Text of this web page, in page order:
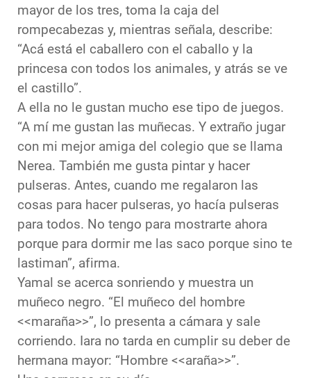
mayor de los tres, toma la caja del
rompecabezas y, mientras señala, describe:
“Acá está el caballero con el caballo y la
princesa con todos los animales, y atrás se ve
el castillo”.
A ella no le gustan mucho ese tipo de juegos.
“A mí me gustan las muñecas. Y extraño jugar
con mi mejor amiga del colegio que se llama
Nerea. También me gusta pintar y hacer
pulseras. Antes, cuando me regalaron las
cosas para hacer pulseras, yo hacía pulseras
para todos. No tengo para mostrarte ahora
porque para dormir me las saco porque sino te
lastiman”, afirma.
Yamal se acerca sonriendo y muestra un
muñeco negro. “El muñeco del hombre
<<maraña>>”, lo presenta a cámara y sale
corriendo. Iara no tarda en cumplir su deber de
hermana mayor: “Hombre <<araña>>”.